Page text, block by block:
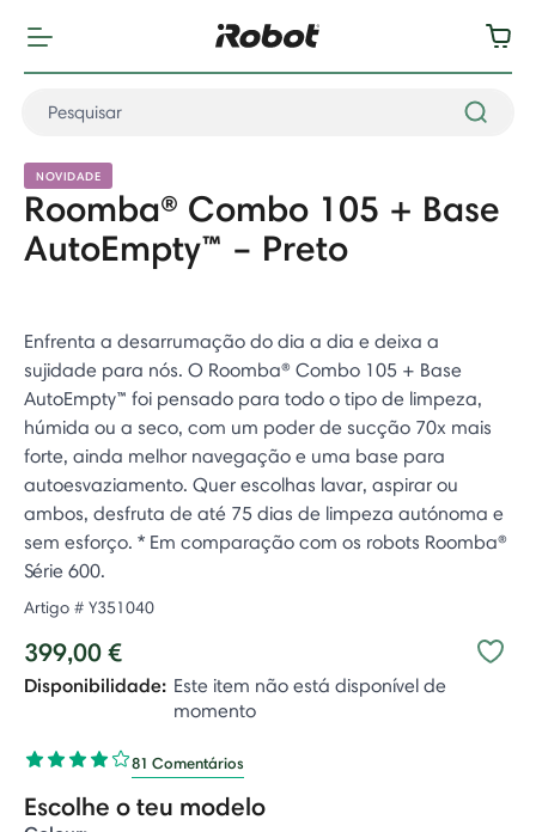
NOVIDADE
Roomba® Combo 105 + Base
AutoEmpty™ – Preto
Enfrenta a desarrumação do dia a dia e deixa a
sujidade para nós. O Roomba® Combo 105 + Base
AutoEmpty™ foi pensado para todo o tipo de limpeza,
húmida ou a seco, com um poder de sucção 70x mais
forte, ainda melhor navegação e uma base para
autoesvaziamento. Quer escolhas lavar, aspirar ou
ambos, desfruta de até 75 dias de limpeza autónoma e
sem esforço. * Em comparação com os robots Roomba®
Série 600.
Artigo # Y351040
399,00 €
Disponibilidade: Este item não está disponível de
momento
81 Comentários
Escolhe o teu modelo